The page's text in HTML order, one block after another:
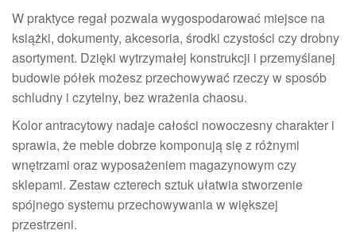
W praktyce regał pozwala wygospodarować miejsce na
książki, dokumenty, akcesoria, środki czystości czy drobny
asortyment. Dzięki wytrzymałej konstrukcji i przemyślanej
budowie półek możesz przechowywać rzeczy w sposób
schludny i czytelny, bez wrażenia chaosu.
Kolor antracytowy nadaje całości nowoczesny charakter i
sprawia, że meble dobrze komponują się z różnymi
wnętrzami oraz wyposażeniem magazynowym czy
sklepami. Zestaw czterech sztuk ułatwia stworzenie
spójnego systemu przechowywania w większej
przestrzeni.